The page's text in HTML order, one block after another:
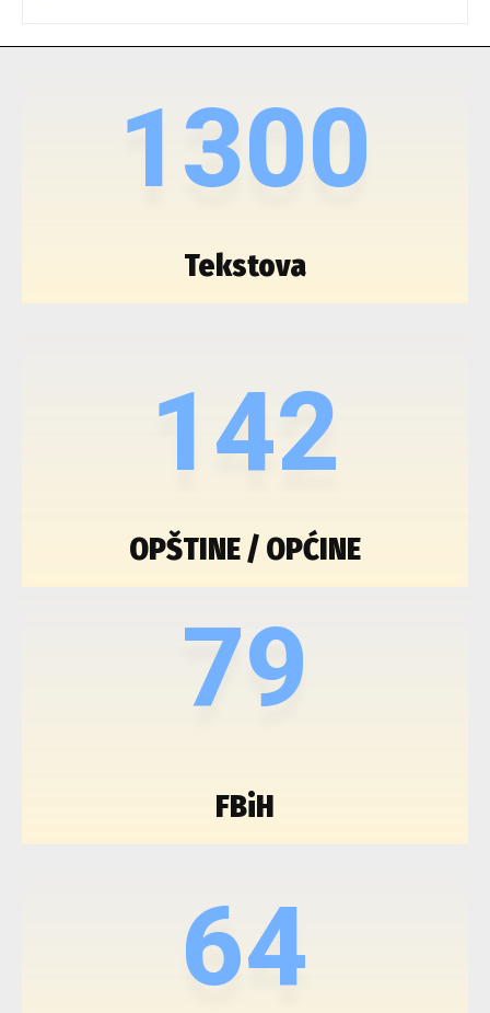
1300
Tekstova
142
OPŠTINE / OPĆINE
79
FBiH
64